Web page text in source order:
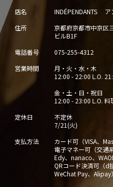
店名
INDÉPENDANTS ア
住所
京都府京都市中京区
ビルB1F
電話番号
075-255-4312
営業時間
月・火・水・木
12:00 - 22:00 L.O.
金・土・日・祝日
12:00 - 23:00 L.O.
定休日
不定休
7/21(火)
支払方法
カード可（VISA、
電子マネー可（交通
Edy、nanaco、
QRコード決済可（d
WeChat Pay、Alipay）